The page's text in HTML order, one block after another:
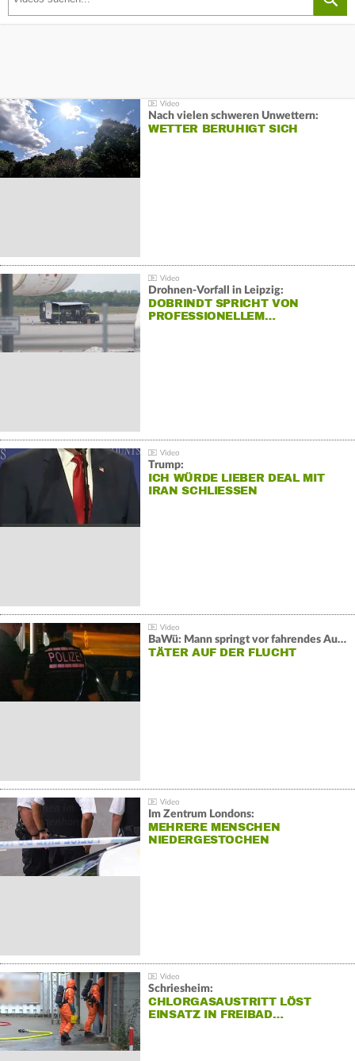
Nach vielen schweren Unwettern:
WETTER BERUHIGT SICH
Drohnen-Vorfall in Leipzig:
DOBRINDT SPRICHT VON
PROFESSIONELLEM…
Trump:
ICH WÜRDE LIEBER DEAL MIT
IRAN SCHLIESSEN
BaWü: Mann springt vor fahrendes Auto und schießt
TÄTER AUF DER FLUCHT
Im Zentrum Londons:
MEHRERE MENSCHEN
NIEDERGESTOCHEN
Schriesheim:
CHLORGASAUSTRITT LÖST
EINSATZ IN FREIBAD…